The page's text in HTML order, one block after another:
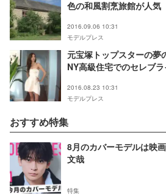
色の和風割烹旅館が人気
2016.09.06 10:31
モデルプレス
元宝塚トップスターの
NY高級住宅でのセレブ
2016.08.23 10:31
モデルプレス
おすすめ特集
8月のカバーモデルは映
文哉
特集